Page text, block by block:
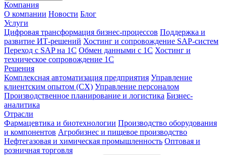
Компания
О компании Новости Блог
Услуги
Цифровая трансформация бизнес-процессов Поддержка и
развитие ИТ-решений Хостинг и сопровождение SAP-систем
Переход с SAP на 1С Обмен данными с 1С Хостинг и
техническое сопровождение 1С
Решения
Комплексная автоматизация предприятия Управление
клиентским опытом (CX) Управление персоналом
Производственное планирование и логистика Бизнес-
аналитика
Отрасли
Фармацевтика и биотехнологии Производство оборудования
и компонентов Агробизнес и пищевое производство
Нефтегазовая и химическая промышленность Оптовая и
розничная торговля